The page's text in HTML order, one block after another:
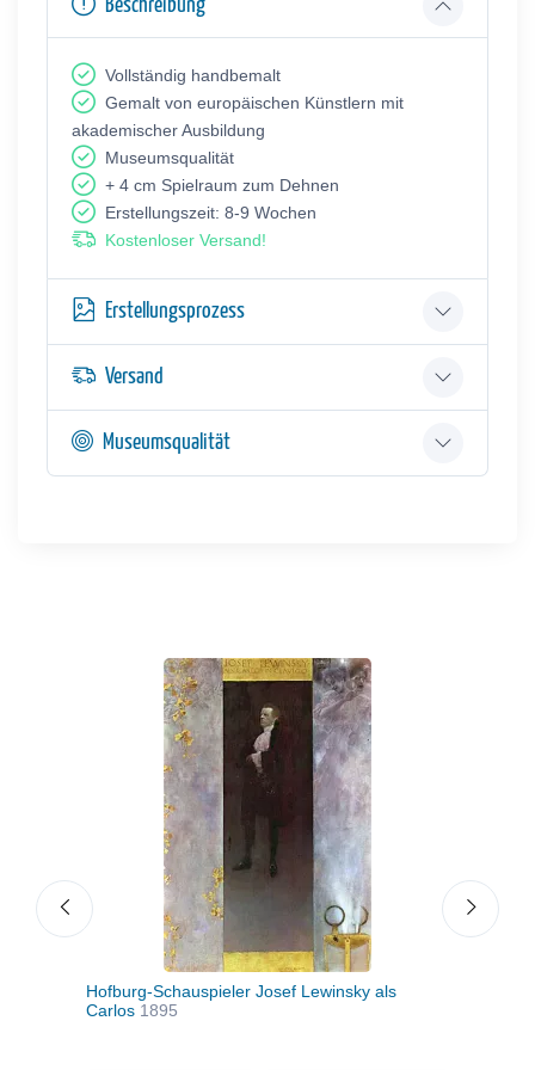
Beschreibung
Vollständig handbemalt
Gemalt von europäischen Künstlern mit
akademischer Ausbildung
Museumsqualität
+ 4 cm Spielraum zum Dehnen
Erstellungszeit: 8-9 Wochen
Kostenloser Versand!
Erstellungsprozess
Versand
Museumsqualität
Hofburg-Schauspieler Josef Lewinsky als
Carlos 1895